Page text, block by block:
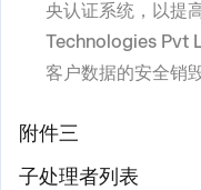
央认证系统，以提
Technologies Pvt
客户数据的安全销毁
附件三
子处理者列表